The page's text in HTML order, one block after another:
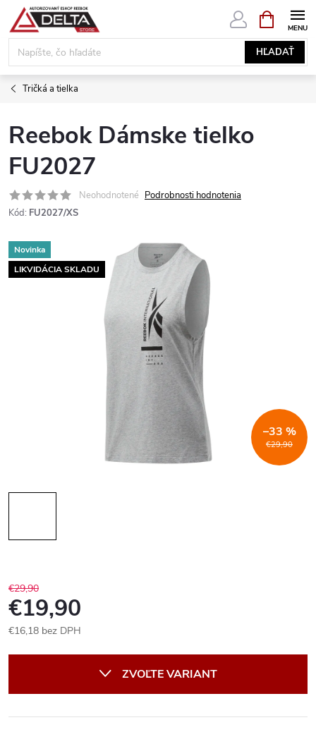
Prejsť
obsah
HĽADAŤ
KOŠÍK
Tričká a tielka
Reebok Dámske tielko
FU2027
Neohodnotené Podrobnosti hodnotenia
Kód: FU2027/XS
Novinka
LIKVIDÁCIA SKLADU
€29,90
–33 %
€29,90
€19,90
€16,18 bez DPH
ZVOĽTE VARIANT